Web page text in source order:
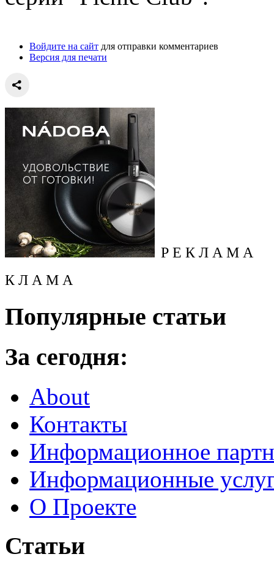
Войдите на сайт для отправки комментариев
Версия для печати
Р Е К Л А М А
К Л А М А
Популярные статьи
За сегодня:
About
Контакты
Информационное
Информационные
О Проекте
Статьи